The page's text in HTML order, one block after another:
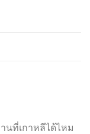
นที่เกาหลีได้ไหม